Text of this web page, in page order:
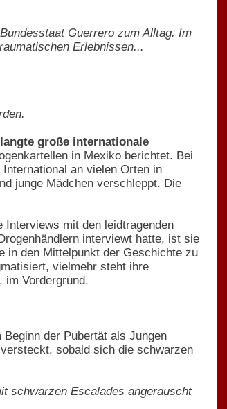
Guerrero zum Alltag. Im
Erlebnissen...
große internationale
in Mexiko berichtet. Bei
an vielen Orten in
junge Mädchen verschleppt. Die
mit den leidtragenden
interviewt hatte, ist sie
in den Mittelpunkt der Geschichte zu
vielmehr steht ihre
im Vordergrund.
der Pubertät als Jungen
sobald sich die schwarzen
schwarzen Escalades angerauscht